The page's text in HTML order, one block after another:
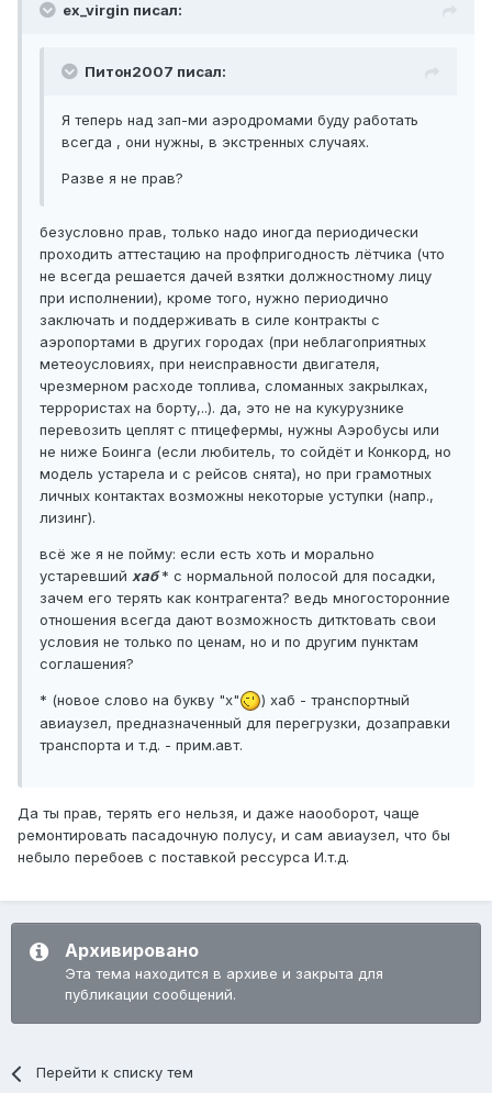
ex_virgin писал:
Питон2007 писал:
Я теперь над зап-ми аэродромами буду работать
всегда , они нужны, в экстренных случаях.
Разве я не прав?
безусловно прав, только надо иногда периодически
проходить аттестацию на профпригодность лётчика (что
не всегда решается дачей взятки должностному лицу
при исполнении), кроме того, нужно периодично
заключать и поддерживать в силе контракты с
аэропортами в других городах (при неблагоприятных
метеоусловиях, при неисправности двигателя,
чрезмерном расходе топлива, сломанных закрылках,
террористах на борту,..). да, это не на кукурузнике
перевозить цеплят с птицефермы, нужны Аэробусы или
не ниже Боинга (если любитель, то сойдёт и Конкорд, но
модель устарела и с рейсов снята), но при грамотных
личных контактах возможны некоторые уступки (напр.,
лизинг).
всё же я не пойму: если есть хоть и морально
устаревший хаб* с нормальной полосой для посадки,
зачем его терять как контрагента? ведь многосторонние
отношения всегда дают возможность дитктовать свои
условия не только по ценам, но и по другим пунктам
соглашения?
* (новое слово на букву "х"
) хаб - транспортный
авиаузел, предназначенный для перегрузки, дозаправки
транспорта и т.д. - прим.авт.
Да ты прав, терять его нельзя, и даже наооборот, чаще
ремонтировать пасадочную полусу, и сам авиаузел, что бы
небыло перебоев с поставкой рессурса И.т.д.
Архивировано
Эта тема находится в архиве и закрыта для
публикации сообщений.
Перейти к списку тем